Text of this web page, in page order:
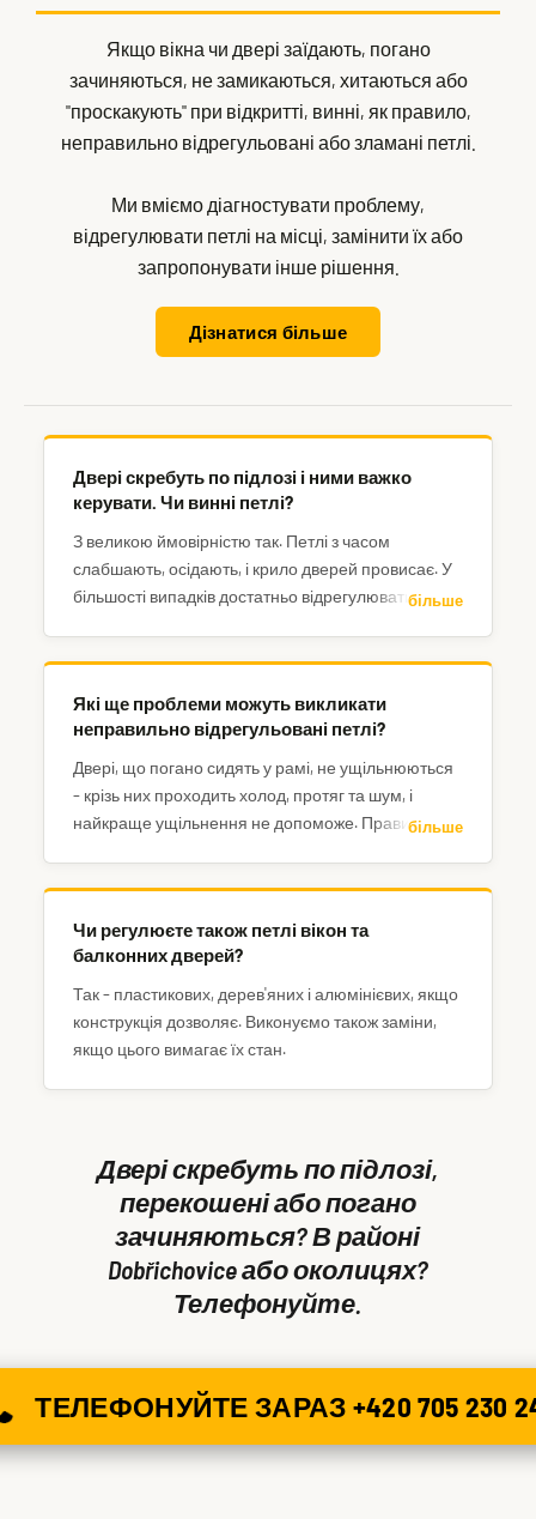
Якщо вікна чи двері заїдають, погано
зачиняються, не замикаються, хитаються або
"проскакують" при відкритті, винні, як правило,
неправильно відрегульовані або зламані петлі.
Ми вміємо діагностувати проблему,
відрегулювати петлі на місці, замінити їх або
запропонувати інше рішення.
Дізнатися більше
Двері скребуть по підлозі і ними важко
керувати. Чи винні петлі?
З великою ймовірністю так. Петлі з часом
слабшають, осідають, і крило дверей провисає. У
більшості випадків достатньо відрегулюватибільше
Які ще проблеми можуть викликати
неправильно відрегульовані петлі?
Двері, що погано сидять у рамі, не ущільнюються
– крізь них проходить холод, протяг та шум, і
найкраще ущільнення не допоможе. Правильне
бути ускладненим, якщо язичок замка не
правильно заходить у відповідник.
більше
Чи регулюєте також петлі вікон та
балконних дверей?
Так – пластикових, дерев'яних і алюмінієвих, якщо
конструкція дозволяє. Виконуємо також заміни,
якщо цього вимагає їх стан.
Двері скребуть по підлозі,
перекошені або погано
зачиняються? В районі
Dobřichovice або околицях?
Телефонуйте.
ТЕЛЕФОНУЙТЕ ЗАРАЗ +420 705 230